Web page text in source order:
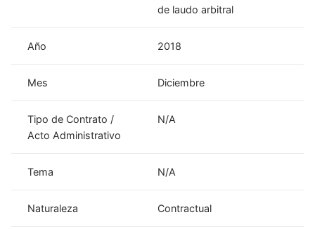
de laudo arbitral
Año 2018
Mes Diciembre
Tipo de Contrato /
Acto Administrativo
N/A
Tema N/A
Naturaleza Contractual